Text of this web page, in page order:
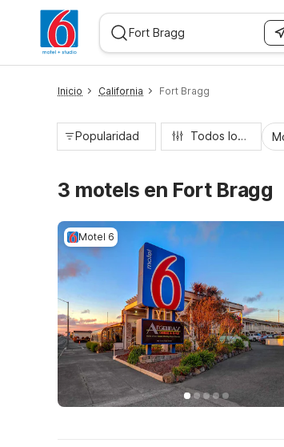
Inicio California Fort Bragg
Popularidad Todos los filtros
3 motels en Fort Bragg
Motel 6